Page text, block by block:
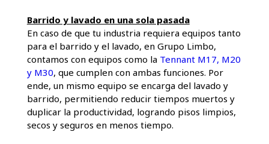
Barrido y lavado en una sola pasada
En caso de que tu industria requiera equipos tanto
para el barrido y el lavado, en Grupo Limbo,
contamos con equipos como la Tennant M17, M20
y M30, que cumplen con ambas funciones. Por
ende, un mismo equipo se encarga del lavado y
barrido, permitiendo reducir tiempos muertos y
duplicar la productividad, logrando pisos limpios,
secos y seguros en menos tiempo.